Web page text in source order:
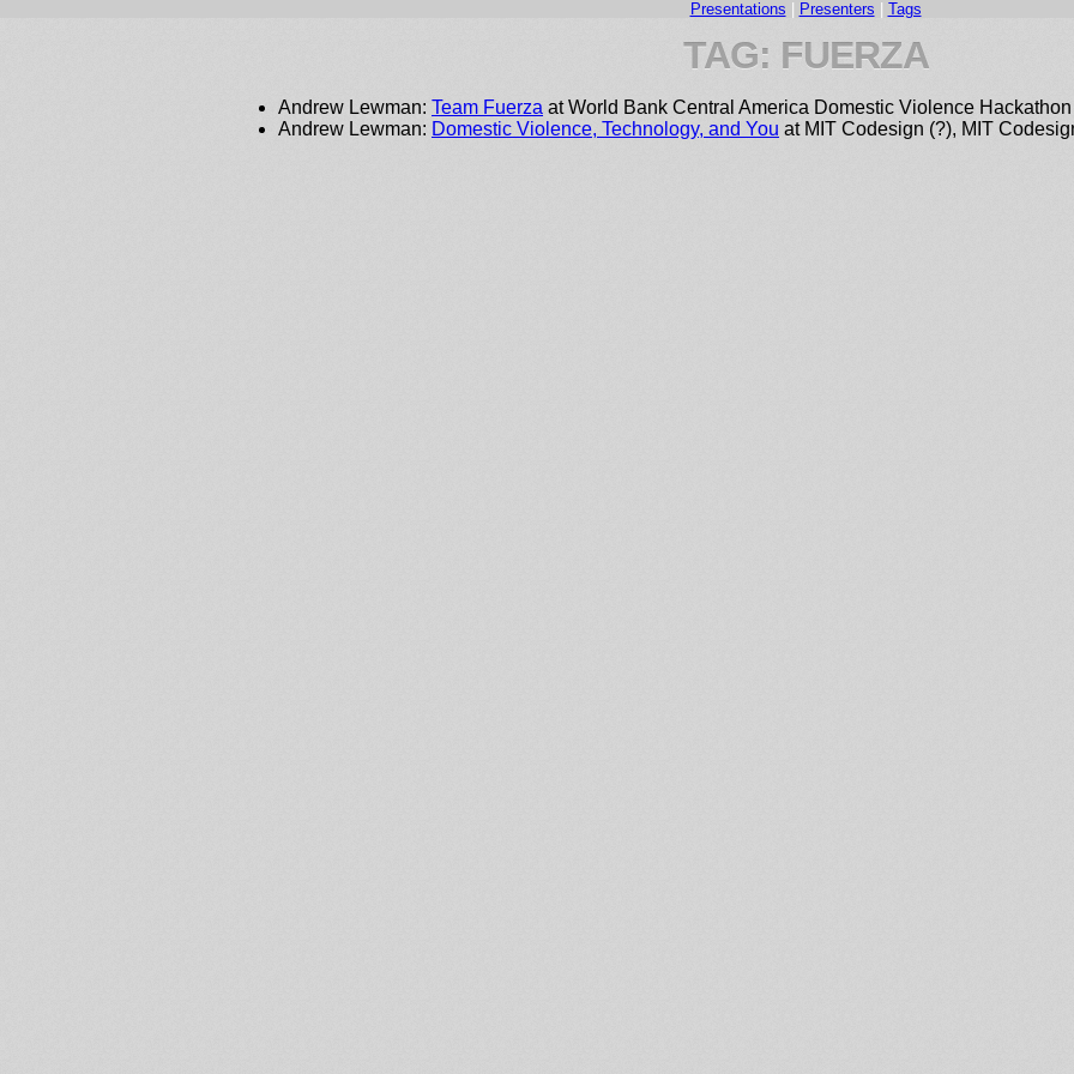
Presentations Presenters Tags
TAG: FUERZA
Andrew Lewman: Team Fuerza at World Bank Central America Domestic Violence Hackathon
Andrew Lewman: Domestic Violence, Technology, and You at MIT Codesign (?), MIT